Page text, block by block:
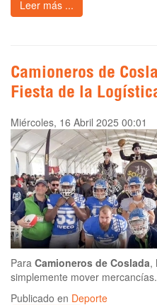
Leer más ...
Camioneros de
Fiesta de la
Miércoles, 16 Abril 2025 00:01
Para Camioneros de Coslada,
simplemente mover mercancías.
Publicado en Deporte